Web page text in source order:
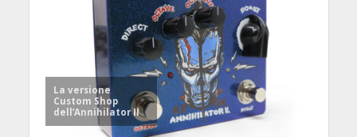
La versione
Custom Shop
dell’Annihilator II